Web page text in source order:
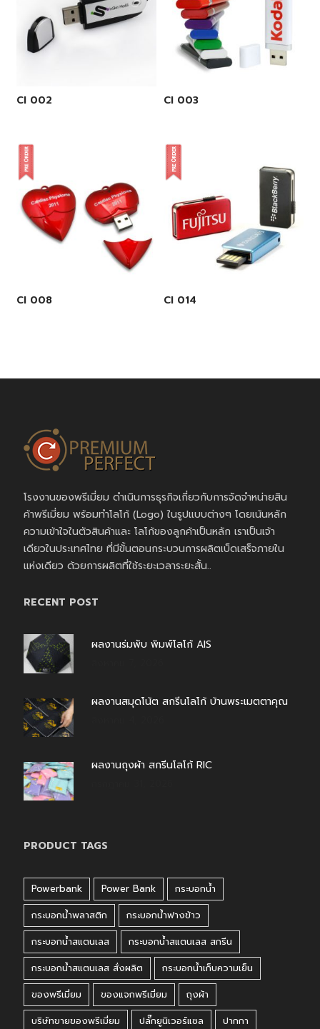
CI 002 CI 003
CI 008 CI 014
โรงงานของพรีเมี่ยม ดำเนินการธุรกิจเกี่ยวกับการจัดจำหน่ายสิน
ค้าพรีเมี่ยม พร้อมทำโลโก้ (Logo) ในรูปแบบต่างๆ โดยเน้นหลัก
ความเข้าใจในตัวสินค้าและ โลโก้ของลูกค้าเป็นหลัก เราเป็นเจ้า
เดียวในประเทศไทย ที่มีขั้นตอนกระบวนการผลิตเบ็ดเสร็จภายใน
แห่งเดียว ด้วยการผลิตที่ใช้ระยะเวลาระยะสั้น..
RECENT POST
ผลงานร่มพับ พิมพ์โลโก้ AIS
ผลงานสมุดโน้ต สกรีนโลโก้ บ้านพระเมตตาคุณ
ผลงานถุงผ้า สกรีนโลโก้ RIC
PRODUCT TAGS
Powerbank Power Bank
กระบอกน้ำ
กระบอกน้ำพลาสติก
กระบอกน้ำฟางข้าว
กระบอกน้ำสแตนเลส
กระบอกน้ำสแตนเลส สกรีน
กระบอกน้ำสแตนเลส สั่งผลิต
กระบอกน้ำเก็บความเย็น
ของพรีเมี่ยม
ของแจกพรีเมี่ยม
ถุงผ้า
บริษัทขายของพรีเมี่ยม
ปลั๊กยูนิเวอร์แซล
ปากกา